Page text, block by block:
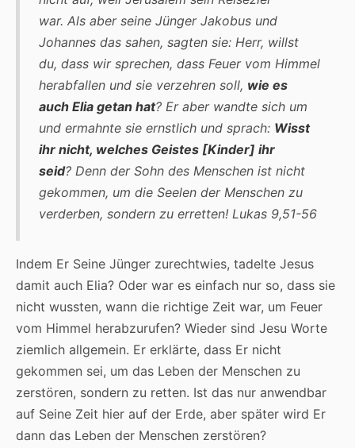
war. Als aber seine Jünger Jakobus und
Johannes das sahen, sagten sie: Herr, willst
du, dass wir sprechen, dass Feuer vom Himmel
herabfallen und sie verzehren soll, wie es
auch Elia getan hat? Er aber wandte sich um
und ermahnte sie ernstlich und sprach: Wisst
ihr nicht, welches Geistes [Kinder] ihr
seid? Denn der Sohn des Menschen ist nicht
gekommen, um die Seelen der Menschen zu
verderben, sondern zu erretten! Lukas 9,51-56
Indem Er Seine Jünger zurechtwies, tadelte Jesus
damit auch Elia? Oder war es einfach nur so, dass sie
nicht wussten, wann die richtige Zeit war, um Feuer
vom Himmel herabzurufen? Wieder sind Jesu Worte
ziemlich allgemein. Er erklärte, dass Er nicht
gekommen sei, um das Leben der Menschen zu
zerstören, sondern zu retten. Ist das nur anwendbar
auf Seine Zeit hier auf der Erde, aber später wird Er
dann das Leben der Menschen zerstören?